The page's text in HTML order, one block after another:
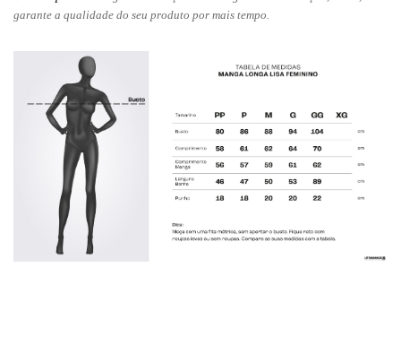
garante a qualidade do seu produto por mais tempo.